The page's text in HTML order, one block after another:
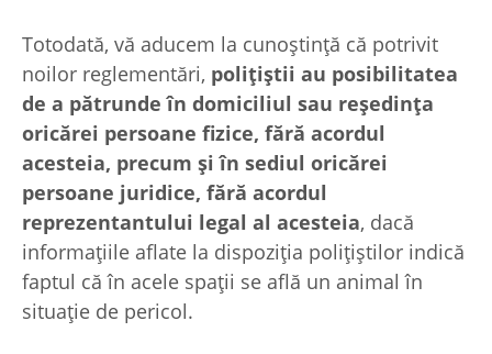
Totodată, vă aducem la cunoștință că potrivit
noilor reglementări, polițiștii au posibilitatea
de a pătrunde în domiciliul sau reședința
oricărei persoane fizice, fără acordul
acesteia, precum și în sediul oricărei
persoane juridice, fără acordul
reprezentantului legal al acesteia, dacă
informațiile aflate la dispoziția polițiștilor indică
faptul că în acele spații se află un animal în
situație de pericol.